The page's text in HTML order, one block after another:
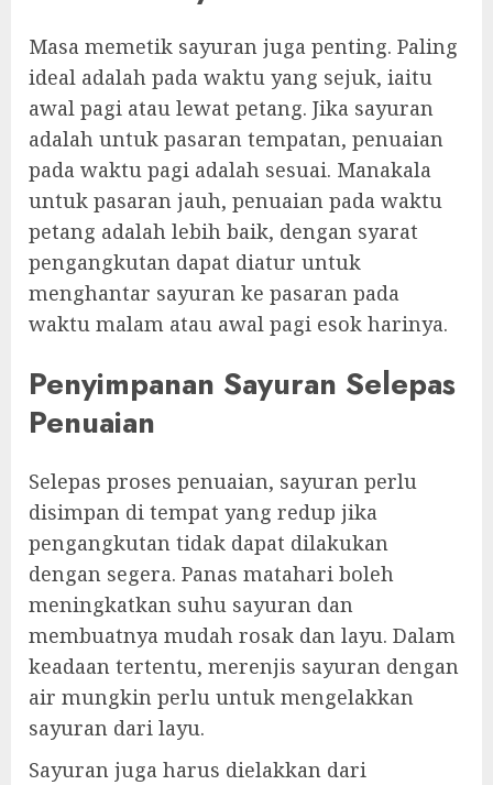
Masa memetik sayuran juga penting. Paling
ideal adalah pada waktu yang sejuk, iaitu
awal pagi atau lewat petang. Jika sayuran
adalah untuk pasaran tempatan, penuaian
pada waktu pagi adalah sesuai. Manakala
untuk pasaran jauh, penuaian pada waktu
petang adalah lebih baik, dengan syarat
pengangkutan dapat diatur untuk
menghantar sayuran ke pasaran pada
waktu malam atau awal pagi esok harinya.
Penyimpanan Sayuran Selepas
Penuaian
Selepas proses penuaian, sayuran perlu
disimpan di tempat yang redup jika
pengangkutan tidak dapat dilakukan
dengan segera. Panas matahari boleh
meningkatkan suhu sayuran dan
membuatnya mudah rosak dan layu. Dalam
keadaan tertentu, merenjis sayuran dengan
air mungkin perlu untuk mengelakkan
sayuran dari layu.
Sayuran juga harus dielakkan dari